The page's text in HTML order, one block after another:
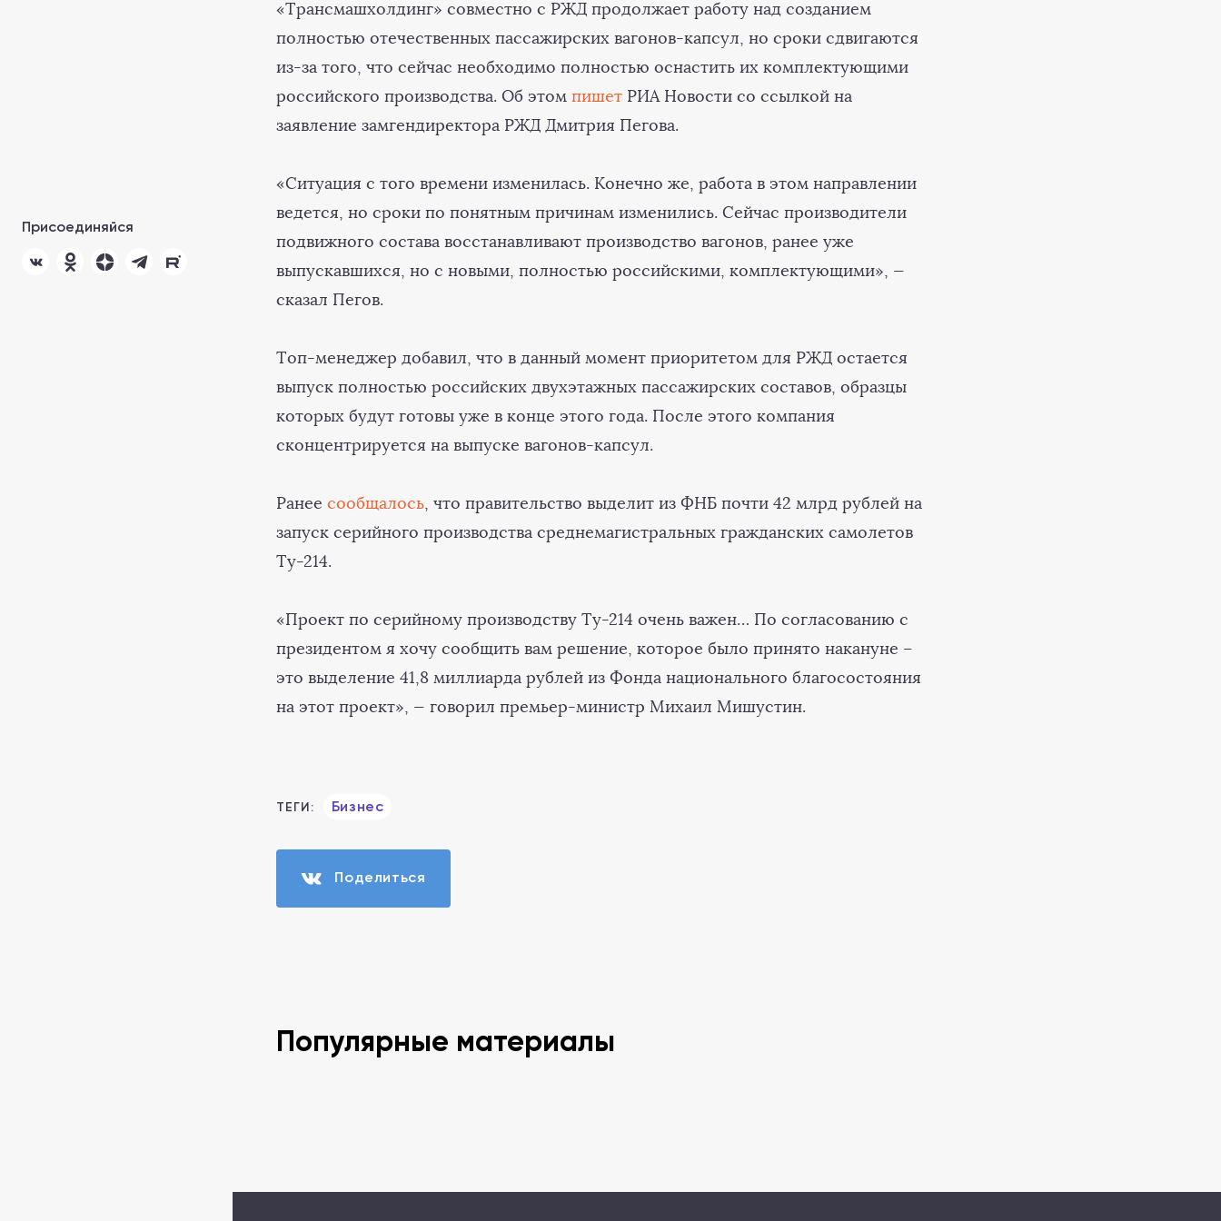
Присоединяйся
«Трансмашхолдинг» совместно с РЖД продолжает работу над созданием
полностью отечественных пассажирских вагонов-капсул, но сроки сдвигаются
из-за того, что сейчас необходимо полностью оснастить их комплектующими
российского производства. Об этом пишет РИА Новости со ссылкой на
заявление замгендиректора РЖД Дмитрия Пегова.
«Ситуация с того времени изменилась. Конечно же, работа в этом направлении
ведется, но сроки по понятным причинам изменились. Сейчас производители
подвижного состава восстанавливают производство вагонов, ранее уже
выпускавшихся, но с новыми, полностью российскими, комплектующими», —
сказал Пегов.
Топ-менеджер добавил, что в данный момент приоритетом для РЖД остается
выпуск полностью российских двухэтажных пассажирских составов, образцы
которых будут готовы уже в конце этого года. После этого компания
сконцентрируется на выпуске вагонов-капсул.
Ранее сообщалось, что правительство выделит из ФНБ почти 42 млрд рублей на
запуск серийного производства среднемагистральных гражданских самолетов
Ту-214.
«Проект по серийному производству Ту-214 очень важен… По согласованию с
президентом я хочу сообщить вам решение, которое было принято накануне –
это выделение 41,8 миллиарда рублей из Фонда национального благосостояния
на этот проект», — говорил премьер-министр Михаил Мишустин.
ТЕГИ: Бизнес
Поделиться
Популярные материалы